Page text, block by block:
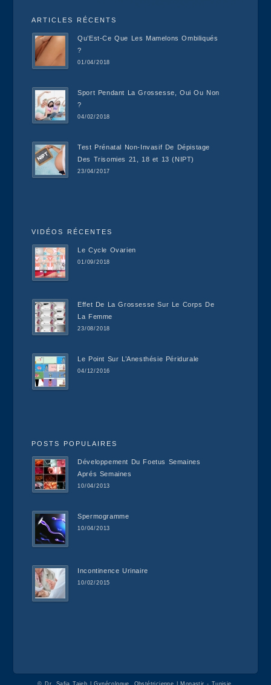
ARTICLES RÉCENTS
Qu’Est-Ce Que Les Mamelons Ombiliqués
?
01/04/2018
Sport Pendant La Grossesse, Oui Ou Non
?
04/02/2018
Test Prénatal Non-Invasif De Dépistage
Des Trisomies 21, 18 et 13 (NIPT)
23/04/2017
VIDÉOS RÉCENTES
Le Cycle Ovarien
01/09/2018
Effet De La Grossesse Sur Le Corps De
La Femme
23/08/2018
Le Point Sur L’Anesthésie Péridurale
04/12/2016
POSTS POPULAIRES
Développement Du Foetus Semaines
Aprés Semaines
10/04/2013
Spermogramme
10/04/2013
Incontinence Urinaire
10/02/2015
© Dr. Safia Taieb | Gynécologue, Obstétricienne | Monastir - Tunisie